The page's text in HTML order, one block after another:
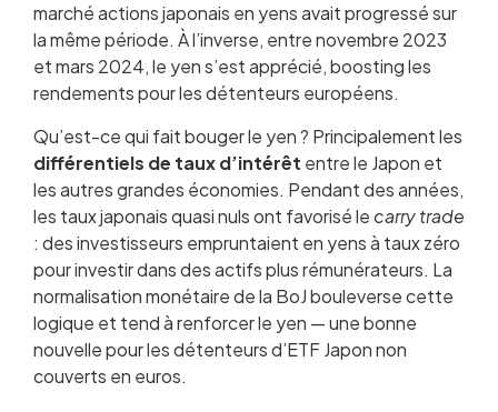
marché actions japonais en yens avait progressé sur
la même période. À l’inverse, entre novembre 2023
et mars 2024, le yen s’est apprécié, boosting les
rendements pour les détenteurs européens.
Qu’est-ce qui fait bouger le yen ? Principalement les
différentiels de taux d’intérêt entre le Japon et
les autres grandes économies. Pendant des années,
les taux japonais quasi nuls ont favorisé le carry trade
: des investisseurs empruntaient en yens à taux zéro
pour investir dans des actifs plus rémunérateurs. La
normalisation monétaire de la BoJ bouleverse cette
logique et tend à renforcer le yen — une bonne
nouvelle pour les détenteurs d’ETF Japon non
couverts en euros.